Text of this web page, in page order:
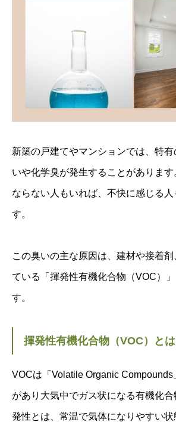
新築の戸建てやマンションでは、特
いや化学臭が発生することがありま
ならない人もいれば、不快に感じる人
す。
この臭いの主な原因は、建材や接着
ている「揮発性有機化合物（VOC）
す。
揮発性有機化合物（VOC）とは
VOCは「Volatile Organic Compounds
があり大気中でガス状になる有機化
発性とは、常温で気体になりやすい状